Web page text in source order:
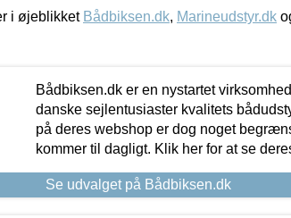
i øjeblikket Bådbiksen.dk, Marineudstyr.dk
Bådbiksen.dk er en nystartet
danske sejlentusiaster kvalitets
på deres webshop er dog noget
kommer til dagligt. Klik her for at se
Se udvalget på Bådbiksen.dk